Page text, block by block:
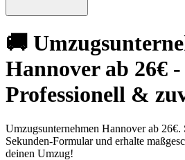
🚚
Hannover ab 26€ -
Professionell &
Umzugsunternehmen Hannover ab
Sekunden-Formular und erhalte
deinen Umzug!